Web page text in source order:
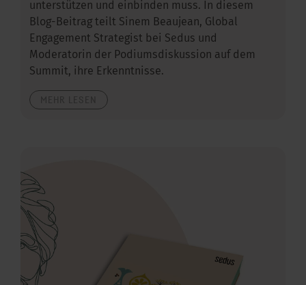
unterstützen und einbinden muss. In diesem
Blog-Beitrag teilt Sinem Beaujean, Global
Engagement Strategist bei Sedus und
Moderatorin der Podiumsdiskussion auf dem
Summit, ihre Erkenntnisse.